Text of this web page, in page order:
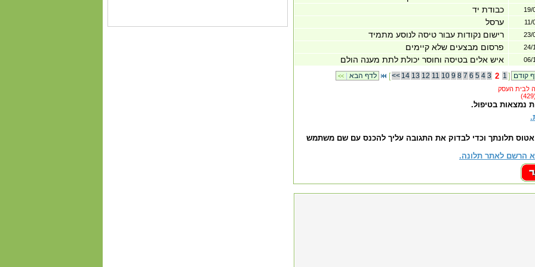
כבודת יד 19/
ערסל 11/
רישום נקודות עבור טיסה לנוסע מתמיד 23/
פרסום מבצעים שלא קיימים 24/
איש אלים בטיסה וחוסר יכולת לתת מענה הולם 06/
<< [<< 14 13 12 11 10 9 8 7 6 5 4 3 2 1 ]
נמצאות בטיפול.
תלונתך וכדי לבדוק את התגובה עליך להכנס עם שם משתמש
הרשם לאתר תלונה.